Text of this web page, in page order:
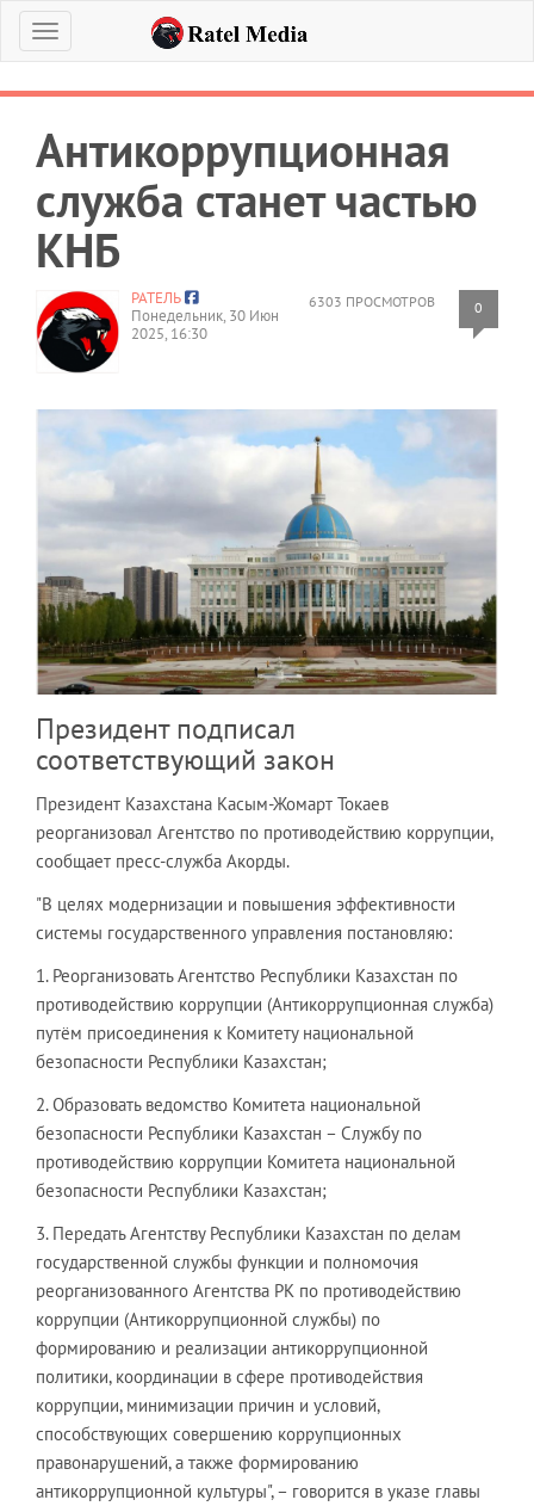
Меню
Антикоррупционная
служба станет частью
КНБ
6303 ПРОСМОТРОВ 0
РАТЕЛЬ
Понедельник, 30 Июн
2025, 16:30
Президент подписал
соответствующий закон
Президент Казахстана Касым-Жомарт Токаев
реорганизовал Агентство по противодействию коррупции,
сообщает пресс-служба Акорды.
"В целях модернизации и повышения эффективности
системы государственного управления постановляю:
1. Реорганизовать Агентство Республики Казахстан по
противодействию коррупции (Антикоррупционная служба)
путём присоединения к Комитету национальной
безопасности Республики Казахстан;
2. Образовать ведомство Комитета национальной
безопасности Республики Казахстан – Службу по
противодействию коррупции Комитета национальной
безопасности Республики Казахстан;
3. Передать Агентству Республики Казахстан по делам
государственной службы функции и полномочия
реорганизованного Агентства РК по противодействию
коррупции (Антикоррупционной службы) по
формированию и реализации антикоррупционной
политики, координации в сфере противодействия
коррупции, минимизации причин и условий,
способствующих совершению коррупционных
правонарушений, а также формированию
антикоррупционной культуры", – говорится в указе главы